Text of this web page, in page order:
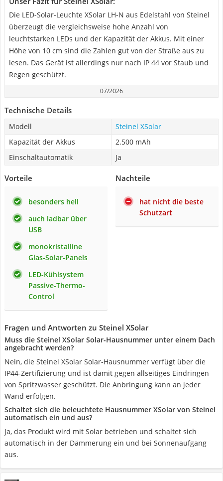
Die LED-Solar-Leuchte XSolar LH-N aus Edelstahl von Steinel
überzeugt die vergleichsweise hohe Anzahl von
leuchtstarken LEDs und der Kapazität der Akkus. Mit einer
Höhe von 10 cm sind die Zahlen gut von der Straße aus zu
lesen. Das Gerät ist allerdings nur nach IP 44 vor Staub und
Regen geschützt.
07/2026
Technische Details
Modell
Steinel XSolar
Kapazität der Akkus
2.500 mAh
Einschaltautomatik
Ja
Vorteile
besonders hell
auch ladbar über
USB
monokristalline
Glas-Solar-Panels
LED-Kühlsystem
Passive-Thermo-
Control
Nachteile
hat nicht die beste
Schutzart
Fragen und Antworten zu Steinel XSolar
Muss die Steinel XSolar Solar-Hausnummer unter einem Dach
angebracht werden?
Nein, die Steinel XSolar Solar-Hausnummer verfügt über die
IP44-Zertifizierung und ist damit gegen allseitiges Eindringen
von Spritzwasser geschützt. Die Anbringung kann an jeder
Wand erfolgen.
Schaltet sich die beleuchtete Hausnummer XSolar von Steinel
automatisch ein und aus?
Ja, das Produkt wird mit Solar betrieben und schaltet sich
automatisch in der Dämmerung ein und bei Sonnenaufgang
aus.